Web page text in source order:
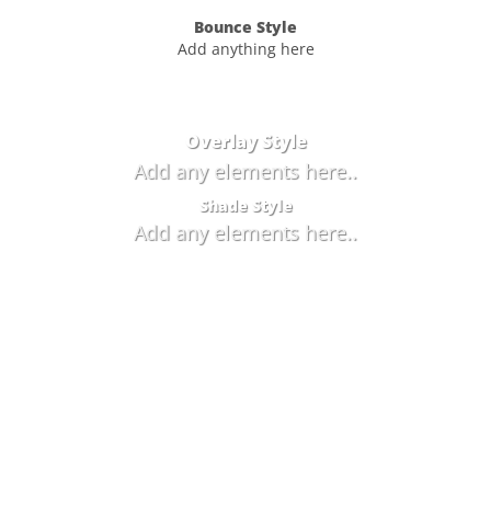
Bounce Style
Add anything here
Overlay Style
Add any elements here..
Shade Style
Add any elements here..